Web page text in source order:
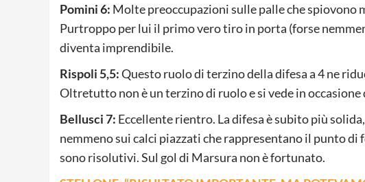
Pomini 6: Molte preoccupazioni sulle palle che spiovono
Purtroppo per lui il primo vero tiro in porta (forse
diventa imprendibile.
Rispoli 5,5:Questo ruolo di terzino della difesa a 4 ne
Oltretutto non è un terzino di ruolo e si vede in occasione
Bellusci 7: Eccellente rientro. La difesa è subito più
nemmeno sui calci piazzati che rappresentano il punto
sono risolutivi. Sul gol di Marsura non è fortunato.